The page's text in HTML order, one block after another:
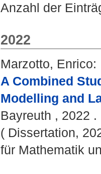
Anzahl der
2022
Marzotto, Enrico:
A Combined
Modelling and
Bayreuth , 2022
( Dissertation,
für Mathematik